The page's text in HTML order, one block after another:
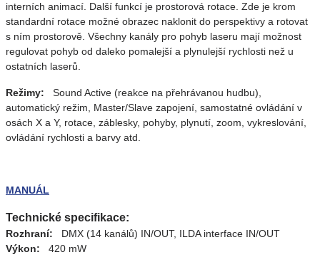
interních animací. Další funkcí je prostorová rotace. Zde je krom
standardní rotace možné obrazec naklonit do perspektivy a rotovat
s ním prostorově. Všechny kanály pro pohyb laseru mají možnost
regulovat pohyb od daleko pomalejší a plynulejší rychlosti než u
ostatních laserů.
Režimy: Sound Active (reakce na přehrávanou hudbu),
automatický režim, Master/Slave zapojení, samostatné ovládání v
osách X a Y, rotace, záblesky, pohyby, plynutí, zoom, vykreslování,
ovládání rychlosti a barvy atd.
MANUÁL
Technické specifikace:
Rozhraní: DMX (14 kanálů) IN/OUT, ILDA interface IN/OUT
Výkon: 420 mW